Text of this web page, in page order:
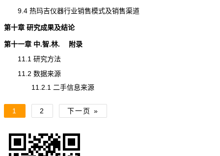
9.4 热玛吉仪器行业销售模式及销售渠道
第十章 研究成果及结论
第十一章 中.智.林. 附录
11.1 研究方法
11.2 数据来源
11.2.1 二手信息来源
1 2 下一页 »